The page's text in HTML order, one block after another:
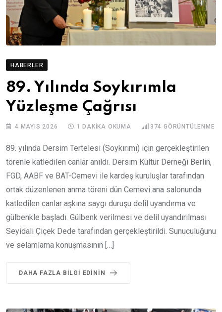
HABERLER
89. Yılında Soykırımla
Yüzleşme Çağrısı
4 MAYIS 2026 1 DAKIKA OKUMA 374 GÖRÜNTÜLENME
89. yılında Dersim Tertelesi (Soykırımı) için gerçekleştirilen
törenle katledilen canlar anıldı. Dersim Kültür Derneği Berlin,
FGD, AABF ve BAT-Cemevi ile kardeş kuruluşlar tarafından
ortak düzenlenen anma töreni dün Cemevi ana salonunda
katledilen canlar aşkına saygı duruşu delil uyandırma ve
gülbenkle başladı. Gülbenk verilmesi ve delil uyandırılması
Seyidali Çiçek Dede tarafından gerçekleştirildi. Sunuculuğunu
ve selamlama konuşmasının […]
DAHA FAZLA BILGI EDININ